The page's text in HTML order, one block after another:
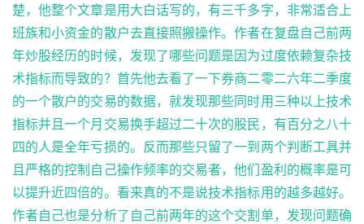
楚，他整个文章是用大白话写的，有三千多字，非常适合上
班族和小资金的散户去直接照搬操作。作者在复盘自己前两
年炒股经历的时候，发现了哪些问题是因为过度依赖复杂技
术指标而导致的？首先他去看了一下券商二零二六年二季度
的一个散户的交易的数据，就发现那些同时用三种以上技术
指标并且一个月交易换手超过二十次的股民，有百分之八十
四的人是全年亏损的。反而那些只留了一到两个判断工具并
且严格的控制自己操作频率的交易者，他们盈利的概率是可
以提升近四倍的。看来真的不是说技术指标用的越多越好。
作者自己也是分析了自己前两年的这个交割单，发现问题确